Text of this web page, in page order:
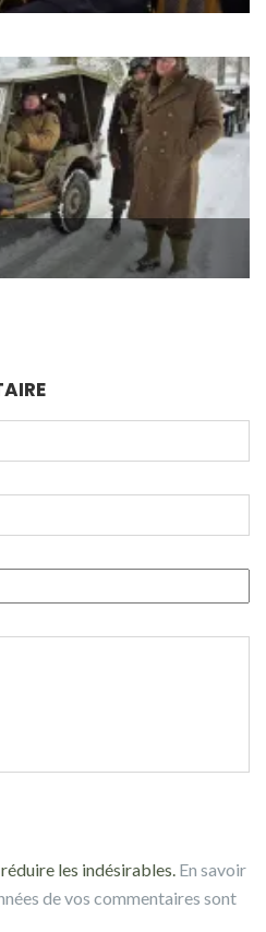
les indésirables. En savoir
de vos commentaires sont